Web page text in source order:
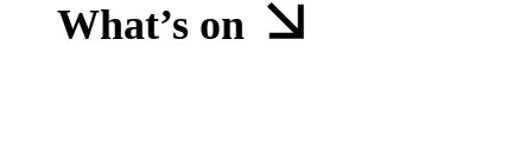
What’s on